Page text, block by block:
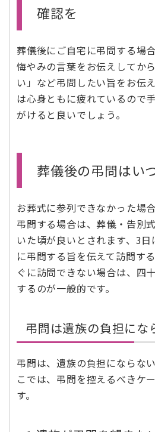
確認を
葬儀後にご自宅に弔問する場
悔やみの言葉をお伝えしてか
い」など弔問したい旨をお伝
は心身ともに疲れているので
がけると良いでしょう。
葬儀後の弔問はい
お葬式に参列できなかった場
弔問する場合は、葬儀・告別
いた頃が良いとされます、3
に弔問する旨を伝えて訪問す
ぐに訪問できない場合は、四
するのが一般的です。
弔問は遺族の負担にな
弔問は、遺族の負担にならな
こでは、弔問を控えるべきケ
す。